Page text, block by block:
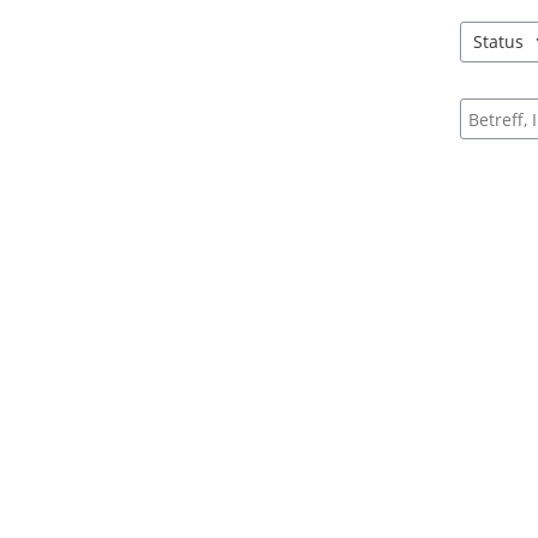
Status
Suche